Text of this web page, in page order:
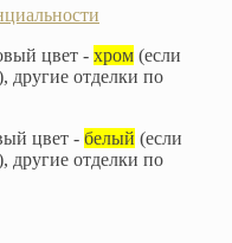
цвет - хром (если
другие отделки по
цвет - белый (если
другие отделки по